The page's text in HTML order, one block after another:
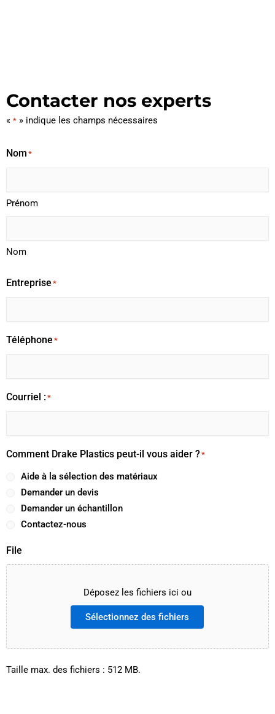
Contacter nos experts
« * » indique les champs nécessaires
Nom *
Prénom
Nom
Entreprise *
Téléphone *
Courriel : *
Comment Drake Plastics peut-il vous aider ?*
Aide à la sélection des matériaux
Demander un devis
Demander un échantillon
Contactez-nous
File
Déposez les fichiers ici ou
Sélectionnez des fichiers
Taille max. des fichiers : 512 MB.